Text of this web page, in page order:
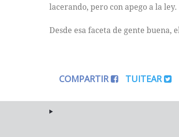
lacerando, pero con apego a la ley.
Desde esa faceta de gente
COMPARTIR TUITEAR